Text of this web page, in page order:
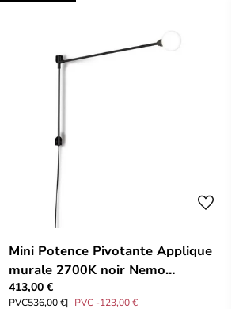
Mini Potence Pivotante Applique
murale 2700K noir Nemo
Lighting
413,00 €
PVC536,00 € PVC -123,00 €